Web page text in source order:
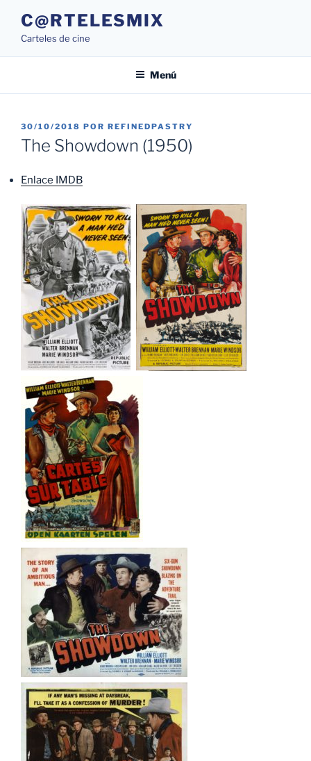
contenido
C@RTELESMIX
Carteles de cine
Menú
PUBLICADO
EL
30/10/2018 POR REFINEDPASTRY
The Showdown (1950)
Enlace IMDB